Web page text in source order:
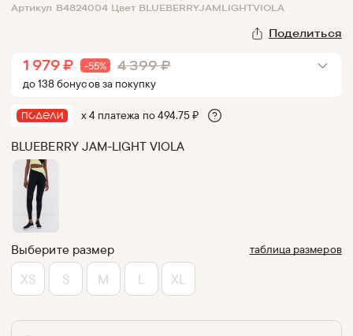
Артикул B4824004 Цвет BLUEBERRYJAMLIGHTVIOLA
Поделиться
1 979 ₽ -55% 4 399 ₽
до138бонусовза покупку
х 4 платежа по494.75₽
BLUEBERRY JAM-LIGHT VIOLA
Выберите размер таблица размеров
XS S M L XL